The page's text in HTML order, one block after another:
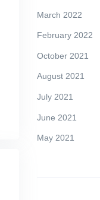
March 2022
February 2022
October 2021
August 2021
July 2021
June 2021
May 2021